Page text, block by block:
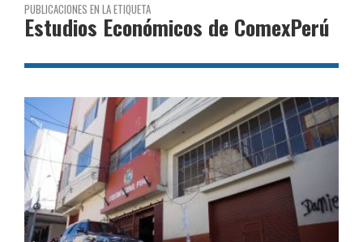
PUBLICACIONES EN LA ETIQUETA
Estudios Económicos de ComexPerú